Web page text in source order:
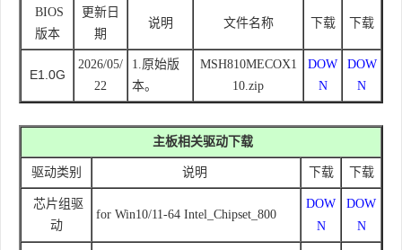
BIOS
版本
更新日
期
说明 文件名称 下载 下载
E1.0G
2026/05/
22
1.原始版
本。
MSH810MECOX1
10.zip
DOW
N
DOW
N
主板相关驱动下载
驱动类别 说明 下载 下载
芯片组驱
动
for Win10/11-64 Intel_Chipset_800
DOW
N
DOW
N